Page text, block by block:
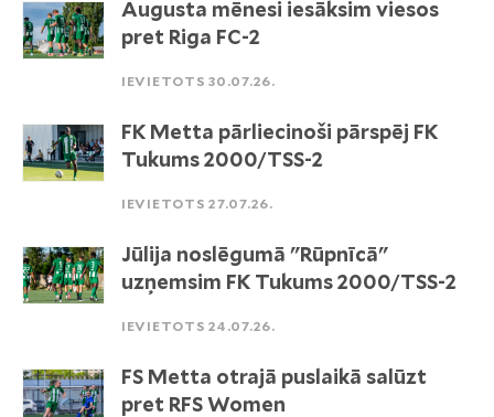
Augusta mēnesi iesāksim viesos
pret Riga FC-2
IEVIETOTS 30.07.26.
FK Metta pārliecinoši pārspēj FK
Tukums 2000/TSS-2
IEVIETOTS 27.07.26.
Jūlija noslēgumā "Rūpnīcā"
uzņemsim FK Tukums 2000/TSS-2
IEVIETOTS 24.07.26.
FS Metta otrajā puslaikā salūzt
pret RFS Women